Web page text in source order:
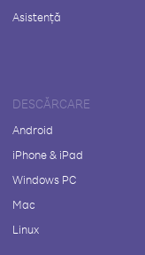
Asistență
DESCĂRCARE
Android
iPhone & iPad
Windows PC
Mac
Linux